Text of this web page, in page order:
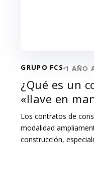
GRUPO FCS 1 AÑO
¿Qué es un
«llave en
Los contratos de
modalidad
construcción,